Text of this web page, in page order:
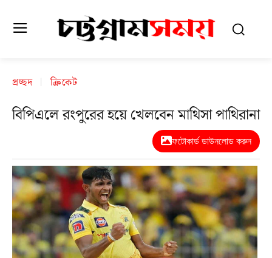
প্রচ্ছদ ক্রিকেট
বিপিএলে রংপুরের হয়ে খেলবেন মাথিসা পাথিরানা
ফটোকার্ড ডাউনলোড করুন